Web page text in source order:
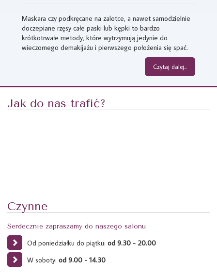
Maskara czy podkręcane na zalotce, a nawet samodzielnie
doczepiane rzęsy całe paski lub kępki to bardzo
krótkotrwałe metody, które wytrzymują jedynie do
wieczornego demakijażu i pierwszego położenia się spać.
Czytaj dalej...
Jak do nas trafić?
Czynne
Serdecznie zapraszamy do naszego salonu
Od poniedziałku do piątku: od 9.30 - 20.00
W soboty: od 9.00 - 14.30